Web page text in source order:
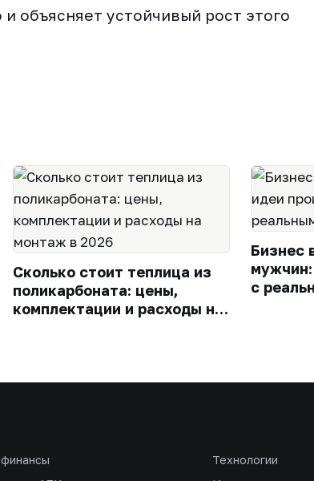
объясняет устойчивый рост этого
Сколько стоит теплица из
поликарбоната: цены,
комплектации и расходы на
Бизнес
мужчин:
с
Технологии